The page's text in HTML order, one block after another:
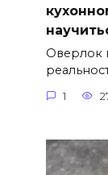
Оверлок
1